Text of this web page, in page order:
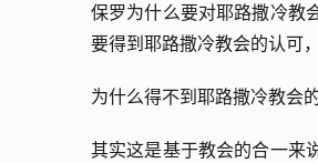
保罗为什么要对耶路撒冷教
要得到耶路撒冷教会的认可
为什么得不到耶路撒冷教会
其实这是基于教会的合一来